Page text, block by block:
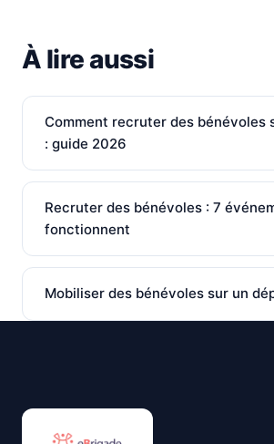
À lire aussi
Comment recruter des bénévoles
: guide 2026
Recruter des bénévoles : 7
fonctionnent
Mobiliser des bénévoles sur un